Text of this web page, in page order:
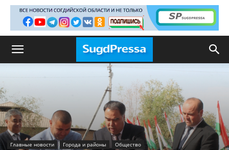
Главные новости Города и районы Общество